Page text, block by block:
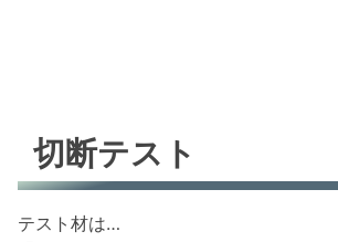
切断テスト
テスト材は…